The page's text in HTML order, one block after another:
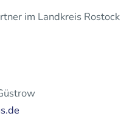
im Landkreis Rostock